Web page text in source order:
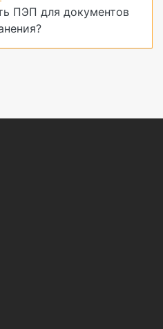
ПЭП для документов